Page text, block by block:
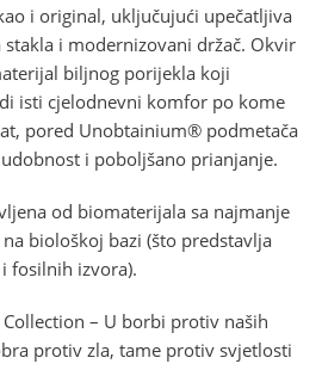
i original, uključujući upečatljiva
i modernizovani držač. Okvir
biljnog porijekla koji
isti cjelodnevni komfor po kome
pored Unobtainium® podmetača
i poboljšano prianjanje.
od biomaterijala sa najmanje
biološkoj bazi (što predstavlja
fosilnih izvora).
– U borbi protiv naših
protiv zla, tame protiv svjetlosti